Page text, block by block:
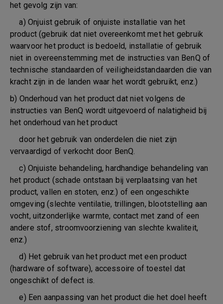
het gevolg zijn van:
a) Onjuist gebruik of onjuiste installatie van het
product (gebruik dat niet overeenkomt met het gebruik
waarvoor het product is bedoeld, installatie of gebruik
niet in overeenstemming met de instructies van BenQ of
technische standaarden of veiligheidstandaarden die van
kracht zijn in de landen waar het wordt gebruikt, enz.)
b) Onderhoud van het product dat niet volgens de
instructies van BenQ wordt uitgevoerd of nalatigheid bij
het onderhoud van het product
door het gebruik van onderdelen die niet zijn
vervaardigd of verkocht door BenQ.
c) Onjuiste behandeling, hardhandige behandeling van
het product (schade ontstaan bij verplaatsing van het
product, vallen en stoten, enz.) of een ongeschikte
omgeving (slechte ventilatie, trillingen, blootstelling aan
vocht, uitzonderlijke warmte, contact met zand of een
andere stof, stroomvoorziening van slechte kwaliteit,
enz.)
d) Het gebruik van het product met een product
(hardware of software), accessoire of toestel dat
ongeschikt of defect is.
e) Een aanpassing van het product die het doel heeft